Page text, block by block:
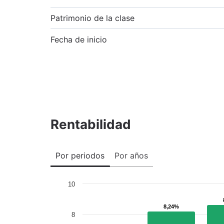
Patrimonio de la clase
Fecha de inicio
Rentabilidad
Por periodos Por años
8,24%
8,24%
8
10